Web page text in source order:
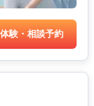
体験・相談予約